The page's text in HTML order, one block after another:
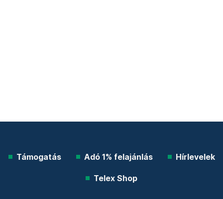
Támogatás Adó 1% felajánlás Hírlevelek
Telex Shop